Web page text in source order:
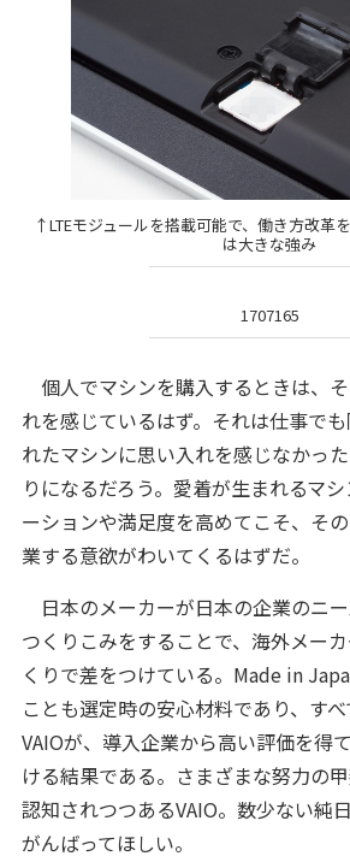
↑LTEモジュールを搭載可能で、働き方改革
は大きな強み
1707165
個人でマシンを購入するときは、
れを感じているはず。それは仕事で
れたマシンに思い入れを感じなかっ
りになるだろう。愛着が生まれるマ
ーションや満足度を高めてこそ、そ
業する意欲がわいてくるはずだ。
日本のメーカーが日本の企業のニー
つくりこみをすることで、海外メー
くりで差をつけている。Made in
ことも選定時の安心材料であり、す
VAIOが、導入企業から高い評価を得
ける結果である。さまざまな努力の
認知されつつあるVAIO。数少ない純
がんばってほしい。